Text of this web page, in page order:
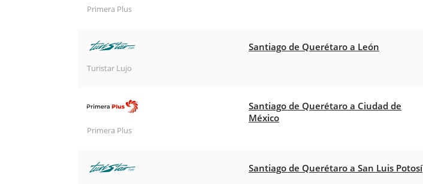
Primera Plus
Turistar Lujo
Santiago de Querétaro a León
Primera Plus
Santiago de Querétaro a Ciudad de
México
Santiago de Querétaro a San Luis Potosí